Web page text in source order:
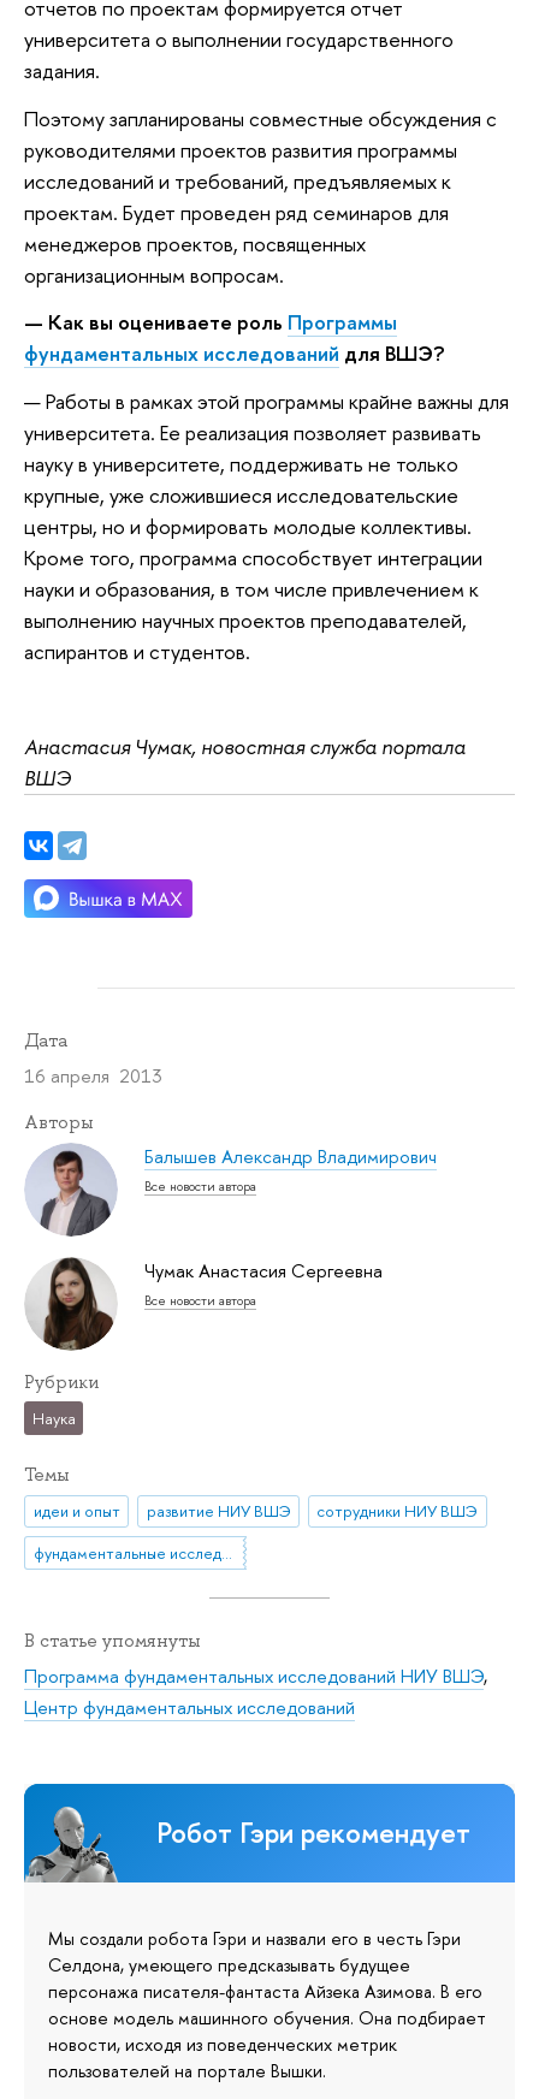
отчетов по проектам формируется отчет
университета о выполнении государственного
задания.
Поэтому запланированы совместные обсуждения с
руководителями проектов развития программы
исследований и требований, предъявляемых к
проектам. Будет проведен ряд семинаров для
менеджеров проектов, посвященных
организационным вопросам.
— Как вы оцениваете роль Программы
фундаментальных исследований для ВШЭ?
— Работы в рамках этой программы крайне важны для
университета. Ее реализация позволяет развивать
науку в университете, поддерживать не только
крупные, уже сложившиеся исследовательские
центры, но и формировать молодые коллективы.
Кроме того, программа способствует интеграции
науки и образования, в том числе привлечением к
выполнению научных проектов преподавателей,
аспирантов и студентов.
Анастасия Чумак, новостная служба портала
ВШЭ
Дата
16 апреля 2013
Авторы
Балышев Александр Владимирович
Все новости автора
Чумак Анастасия Сергеевна
Все новости автора
Рубрики
Наука
Темы
идеи и опыт развитие НИУ ВШЭ
сотрудники НИУ ВШЭ
фундаментальные исследования
В статье упомянуты
Программа фундаментальных исследований НИУ ВШЭ,
Центр фундаментальных исследований
Робот Гэри рекомендует
Мы создали робота Гэри и назвали его в честь Гэри
Селдона, умеющего предсказывать будущее
персонажа писателя-фантаста Айзека Азимова. В его
основе модель машинного обучения. Она подбирает
новости, исходя из поведенческих метрик
пользователей на портале Вышки.